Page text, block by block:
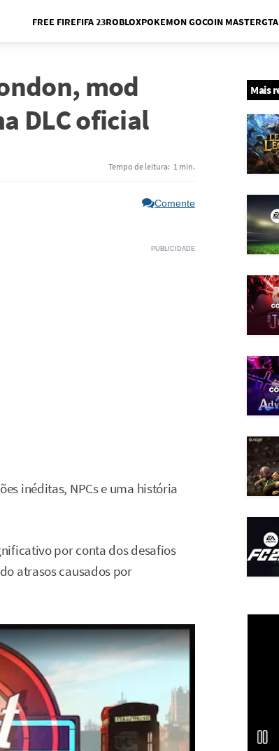
Menu
FREE FIREFIFA 23ROBLOXPOKEMON GOCOIN MASTER
mod
DLC oficial
Tempo de leitura: 1 min.
Comente
inéditas, NPCs e uma história
por conta dos desafios
atrasos causados por
Mais